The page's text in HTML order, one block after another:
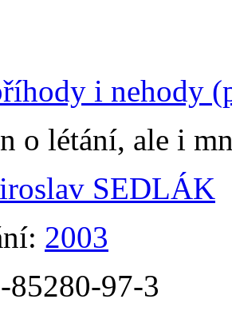
i nehody
o létání, ale i
SEDLÁK
2003
85280-97-3